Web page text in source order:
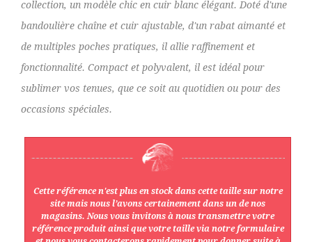
collection, un modèle chic en cuir blanc élégant. Doté d'une
bandoulière chaîne et cuir ajustable, d'un rabat aimanté et
de multiples poches pratiques, il allie raffinement et
fonctionnalité. Compact et polyvalent, il est idéal pour
sublimer vos tenues, que ce soit au quotidien ou pour des
occasions spéciales.
Cette référence n'est plus en stock dans cette taille sur notre
site mais nous l’avons certainement dans un de nos
magasins. Nous vous invitons à nous transmettre votre
référence produit ainsi que votre taille via notre formulaire